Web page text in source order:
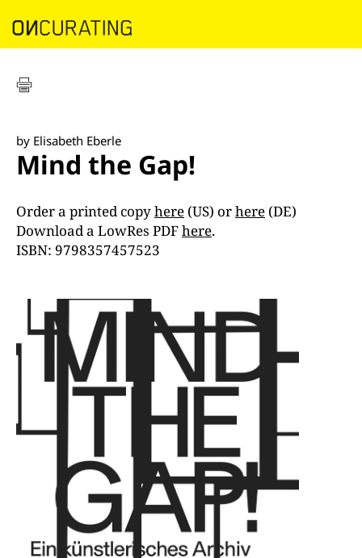
by Elisabeth Eberle
Mind the Gap!
Order a printed copyhere (US) orhere (DE)
Download a LowRes PDFhere.
ISBN: 9798357457523